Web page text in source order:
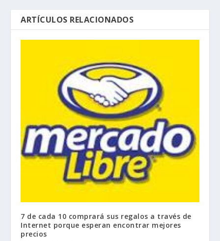
ARTÍCULOS RELACIONADOS
7 de cada 10 comprará sus regalos a través de
Internet porque esperan encontrar mejores
precios